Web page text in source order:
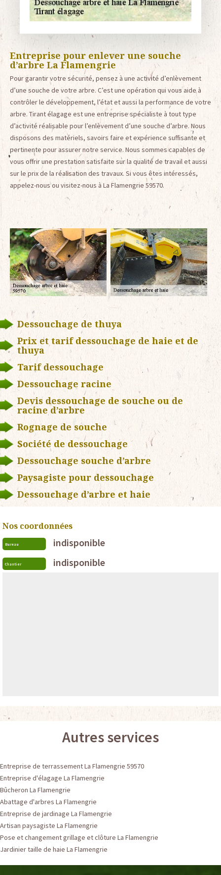
Entreprise pour enlever une souche
d’arbre La Flamengrie
Pour garantir votre sécurité, pensez à une activité d’enlèvement
d’une souche de votre arbre. C’est une opération qui vous aide à
contrôler le développement, l’état et aussi la performance de votre
arbre. Tirant élagage est une entreprise spécialiste à tout type
d’activité réalisable pour l’enlèvement d’une souche d’arbre. Nous
disposons des matériels, savoirs faire et expérience suffisante et
pertinente pour assurer notre service. Nous sommes capables de
vous offrir une prestation satisfaite sur la qualité de travail et aussi
sur le prix de la réalisation des travaux. Si vous êtes intéressés,
appelez-nous ou visitez-nous à La Flamengrie 59570.
Dessouchage de thuya
Prix et tarif dessouchage de haie et de
thuya
Tarif dessouchage
Dessouchage racine
Devis dessouchage de souche ou de
racine d’arbre
Rognage de souche
Société de dessouchage
Dessouchage souche d’arbre
Paysagiste pour dessouchage
Dessouchage d’arbre et haie
Nos coordonnées
Bureau indisponible
Chantier indisponible
Autres services
Entreprise de terrassement La Flamengrie 59570
Entreprise d'élagage La Flamengrie
Bûcheron La Flamengrie
Abattage d'arbres La Flamengrie
Entreprise de jardinage La Flamengrie
Artisan paysagiste La Flamengrie
Pose et changement grillage et clôture La Flamengrie
Jardinier taille de haie La Flamengrie